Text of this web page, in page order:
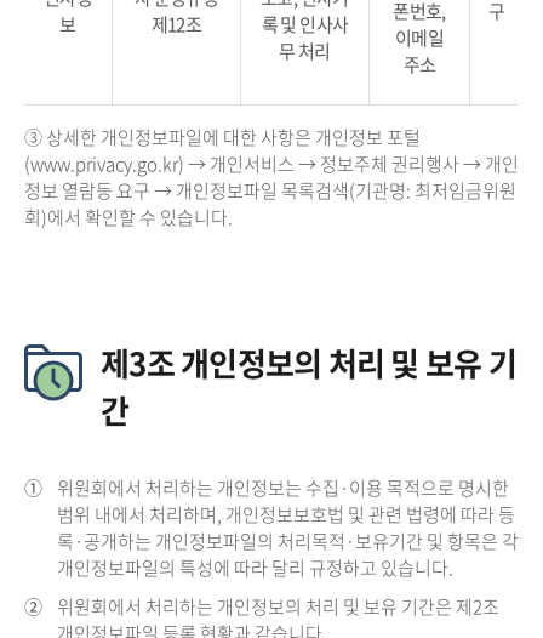
보
제12조
록 및 인사사
무 처리
폰번호,
이메일
주소
구
③ 상세한 개인정보파일에 대한 사항은 개인정보 포털
(www.privacy.go.kr) → 개인서비스 → 정보주체 권리행사 → 개인
정보 열람등 요구 → 개인정보파일 목록검색(기관명: 최저임금위원
회)에서 확인할 수 있습니다.
제3조 개인정보의 처리 및 보유 기
간
① 위원회에서 처리하는 개인정보는 수집·이용 목적으로 명시한
범위 내에서 처리하며, 개인정보보호법 및 관련 법령에 따라 등
록·공개하는 개인정보파일의 처리목적·보유기간 및 항목은 각
개인정보파일의 특성에 따라 달리 규정하고 있습니다.
② 위원회에서 처리하는 개인정보의 처리 및 보유 기간은 제2조